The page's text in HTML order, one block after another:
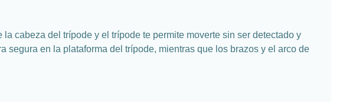
cabeza del trípode y el trípode te permite moverte sin ser detectado y
segura en la plataforma del trípode, mientras que los brazos y el arco de